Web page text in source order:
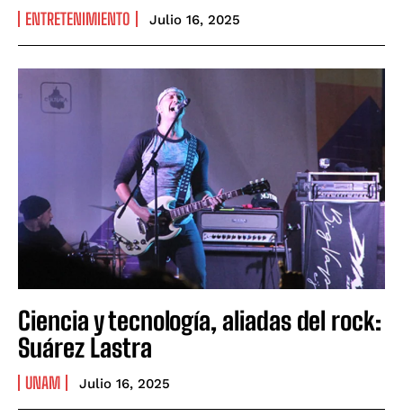
ENTRETENIMIENTO Julio 16, 2025
Ciencia y tecnología, aliadas del rock:
Suárez Lastra
UNAM Julio 16, 2025